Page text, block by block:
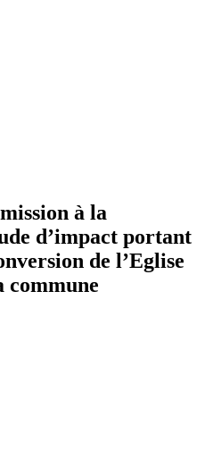
à la
d’impact portant
de l’Eglise
commune